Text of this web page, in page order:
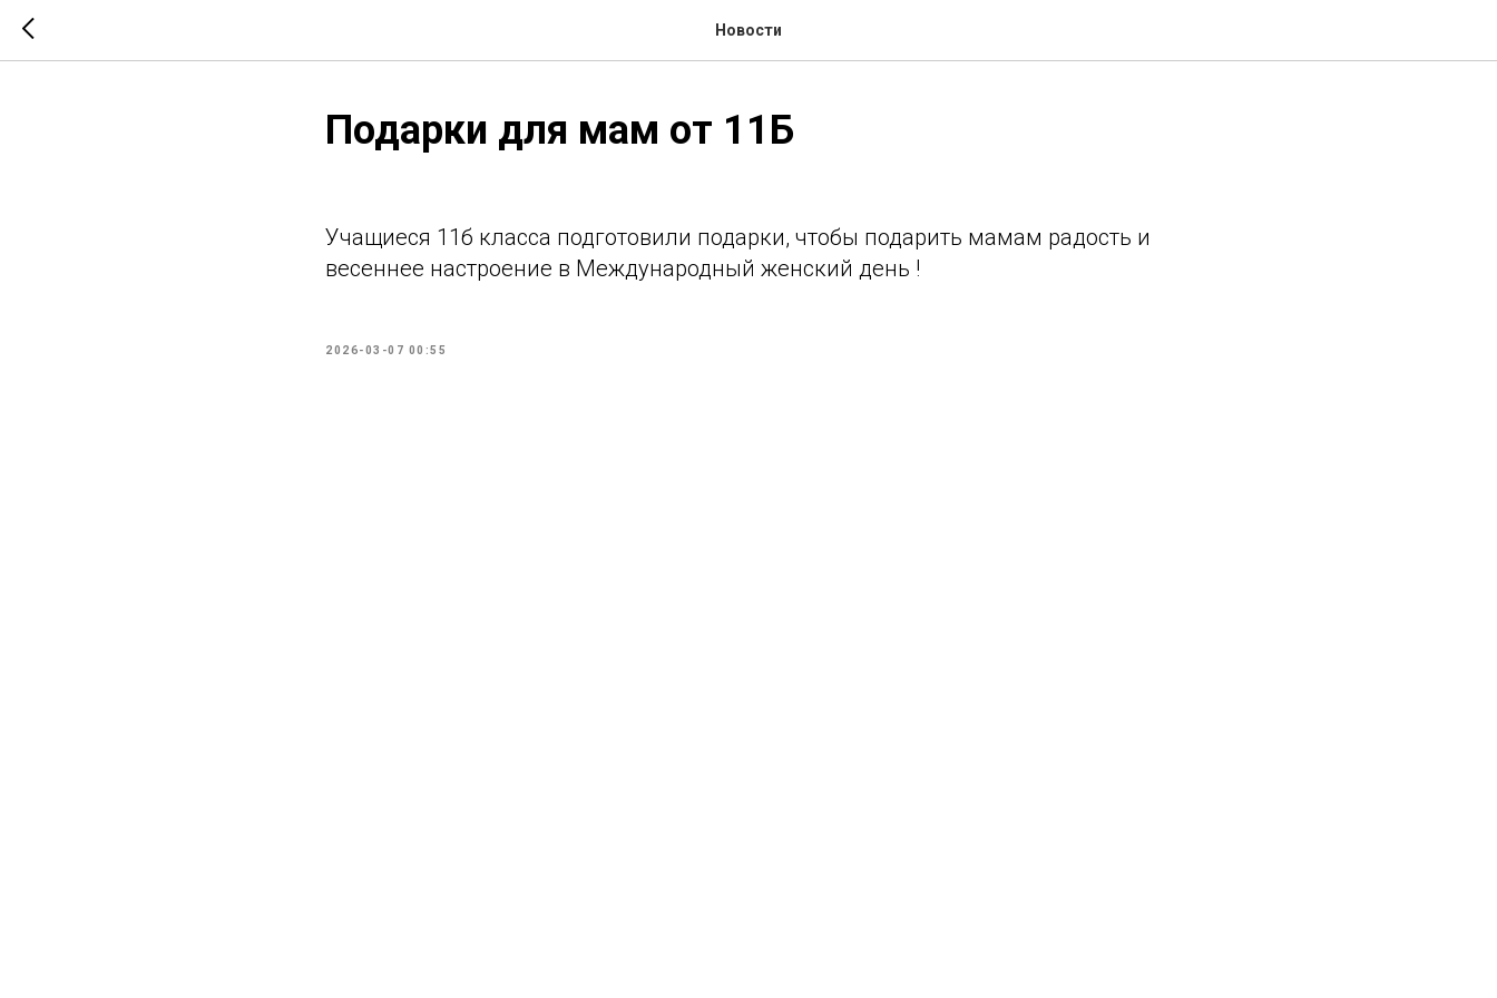
Новости
Подарки для мам от 11Б
Учащиеся 11б класса подготовили подарки, чтобы подарить мамам радость и
весеннее настроение в Международный женский день !
2026-03-07 00:55